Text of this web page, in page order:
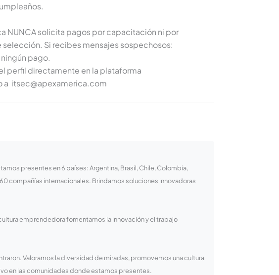
NUNCA solicita pagos por capacitación ni por
selección. Si recibes mensajes sospechosos:
pago.
perfil directamente en la plataforma
a itsec@apexamerica.com
presentes en 6 países: Argentina, Brasil, Chile, Colombia,
compañías internacionales. Brindamos soluciones innovadoras
emprendedora fomentamos la innovación y el trabajo
Valoramos la diversidad de miradas, promovemos una cultura
en las comunidades donde estamos presentes.